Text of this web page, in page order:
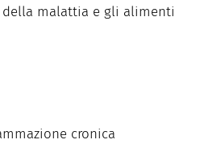
malattia e gli alimenti
cronica